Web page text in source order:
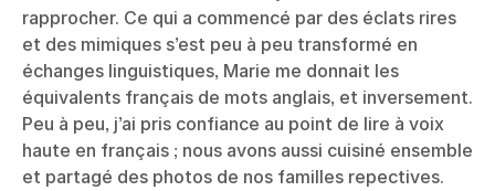
rapprocher. Ce qui a commencé par des éclats rires
et des mimiques s’est peu à peu transformé en
échanges linguistiques, Marie me donnait les
équivalents français de mots anglais, et inversement.
Peu à peu, j’ai pris confiance au point de lire à voix
haute en français ; nous avons aussi cuisiné ensemble
et partagé des photos de nos familles repectives.